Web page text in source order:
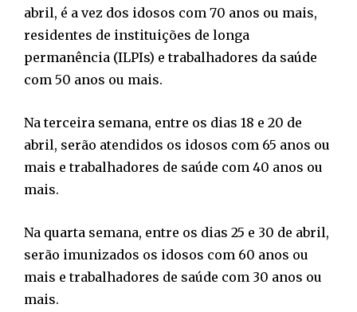
abril, é a vez dos idosos com 70 anos ou mais,
residentes de instituições de longa
permanência (ILPIs) e trabalhadores da saúde
com 50 anos ou mais.
Na terceira semana, entre os dias 18 e 20 de
abril, serão atendidos os idosos com 65 anos ou
mais e trabalhadores de saúde com 40 anos ou
mais.
Na quarta semana, entre os dias 25 e 30 de abril,
serão imunizados os idosos com 60 anos ou
mais e trabalhadores de saúde com 30 anos ou
mais.